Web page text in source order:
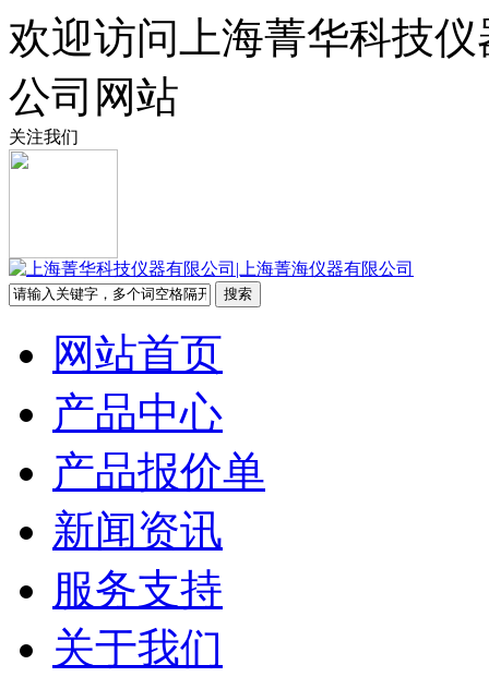
欢迎访问上海菁华科技
公司网站
关注我们
网站首页
产品中心
产品报价单
新闻资讯
服务支持
关于我们